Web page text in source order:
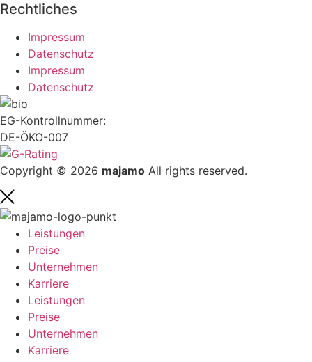
Rechtliches
Impressum
Datenschutz
Impressum
Datenschutz
EG-Kontrollnummer:
DE-ÖKO-007
Copyright © 2026 majamo All rights reserved.
Leistungen
Preise
Unternehmen
Karriere
Leistungen
Preise
Unternehmen
Karriere